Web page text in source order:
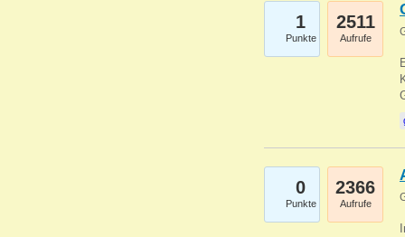
1
Punkte
2511
Aufrufe
0
Punkte
2366
Aufrufe